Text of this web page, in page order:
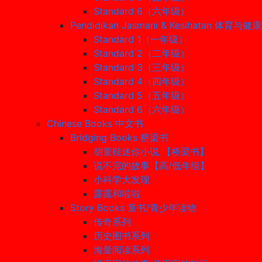
Standard 6（六年级）
Pendidikan Jasmani & Kesihatan 体育与健
Standard 1（一年级）
Standard 2（二年级）
Standard 3（三年级）
Standard 4（四年级）
Standard 5（五年级）
Standard 6（六年级）
Chinese Books 中文书
Bridging Books 桥梁书
胡童鞋迷你小说 【桥梁书】
说不完的故事【高/低年组】
小科学大发现
露露和啦啦
Story Books 童书/青少年读物
传奇系列
历史图书系列
海量阅读系列